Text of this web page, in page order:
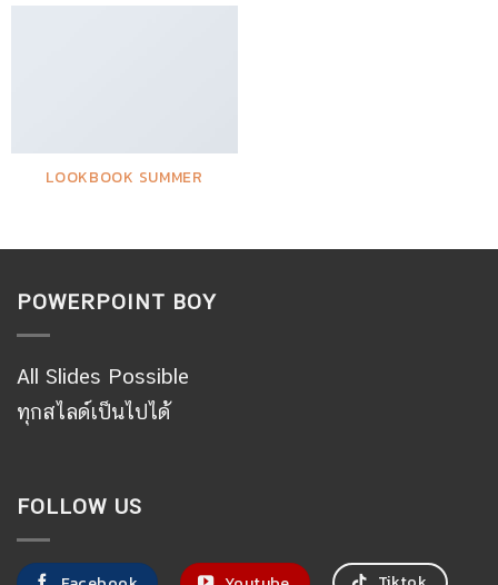
LOOKBOOK SUMMER
POWERPOINT BOY
All Slides Possible
ทุกสไลด์เป็นไปได้
FOLLOW US